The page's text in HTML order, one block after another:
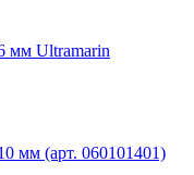
мм Ultramarin
мм (арт. 060101401)